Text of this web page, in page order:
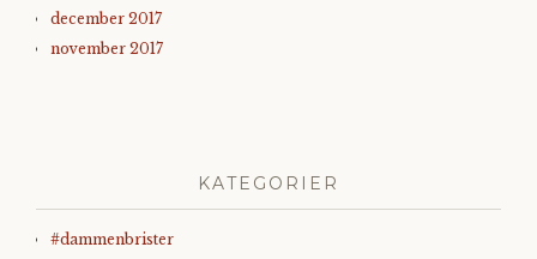
december 2017
november 2017
KATEGORIER
#dammenbrister